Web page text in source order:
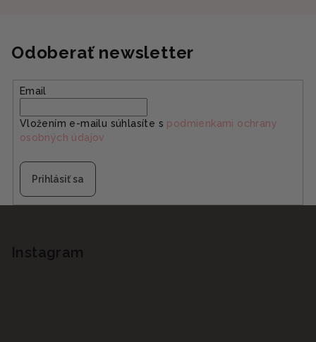
Odoberať newsletter
Email
Vložením e-mailu súhlasíte s podmienkami ochrany
osobných údajov
Prihlásiť sa
Instagram